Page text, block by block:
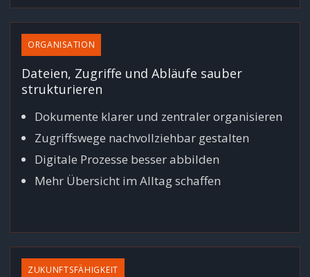
ORGANISATION
Dateien, Zugriffe und Abläufe sauber
strukturieren
Dokumente klarer und zentraler organisieren
Zugriffswege nachvollziehbar gestalten
Digitale Prozesse besser abbilden
Mehr Übersicht im Alltag schaffen
ZUKUNFTSFÄHIGKEIT